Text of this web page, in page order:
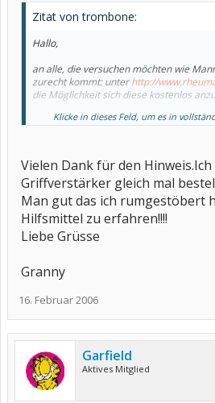
Zitat von trombone:
Hallo,
an alle, die versuchen möchten wie
zurecht kommt: unterhttp://
die Möglichkeit sich diese kostenlos
GrußKlicke in dieses Feld, um es in
Vielen Dank für den Hinweis.Ich
Griffverstärker gleich mal
Man gut das ich rumgestöbert
Hilfsmittel zu erfahren!!!!
Liebe Grüsse
Granny
16. Februar 2006
Garfield
Aktives Mitglied